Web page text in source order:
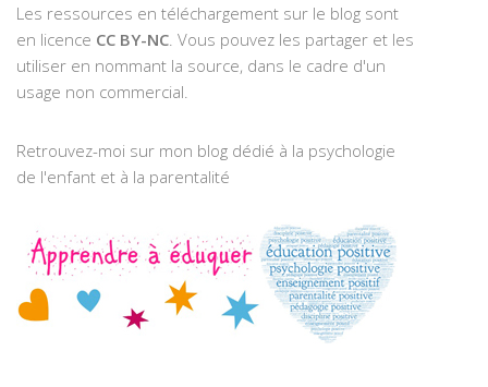
Les ressources en téléchargement sur le blog sont
en licence CC BY-NC . Vous pouvez les partager et les
utiliser en nommant la source, dans le cadre d'un
usage non commercial.
Retrouvez-moi sur mon blog dédié à la psychologie
de l'enfant et à la parentalité